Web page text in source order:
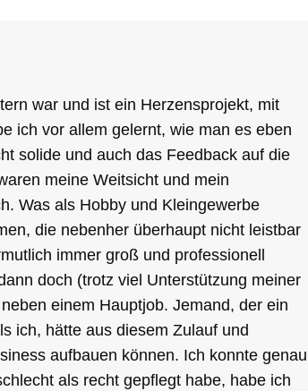
war und ist ein Herzensprojekt, mit
ich vor allem gelernt, wie man es eben
solide und auch das Feedback auf die
meine Weitsicht und mein
Was als Hobby und Kleingewerbe
die nebenher überhaupt nicht leistbar
immer groß und professionell
doch (trotz viel Unterstützung meiner
einem Hauptjob. Jemand, der ein
ich, hätte aus diesem Zulauf und
aufbauen können. Ich konnte genau
als recht gepflegt habe, habe ich